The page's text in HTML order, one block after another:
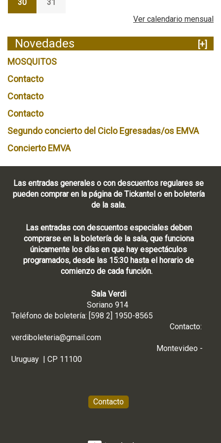
l
C
i
l
o
g
e
s
d
a
s
E
M
V
A
30
31
Ver calendario mensual
Novedades
[+]
MOSQUITOS
Contacto
Contacto
Contacto
Segundo concierto del Ciclo Egresadas/os EMVA
Concierto EMVA
Las entradas generales o con descuentos regulares se
pueden comprar en la página de Tickantel o en boletería
de la sala.
Las entradas con descuentos especiales deben
comprarse en la boletería de la sala, que funciona
únicamente los días en que hay espectáculos
programados, desde las 15:30 hasta el horario de
comienzo de cada función.
Sala Verdi
Soriano 914
Teléfono de boletería: [598 2] 1950-8565
Contacto:
verdiboleteria@gmail.com
Montevideo -
Uruguay | CP 11100
Contacto